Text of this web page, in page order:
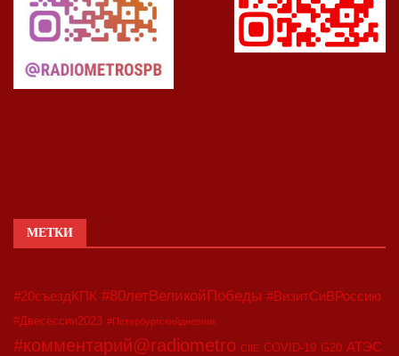
МЕТКИ
#20съездКПК #80летВеликойПобеды #ВизитСиВРоссию
#Двесессии2023 #Петербургскийдневник
#комментарий@radiometro CIIE COVID-19 G20 АТЭС